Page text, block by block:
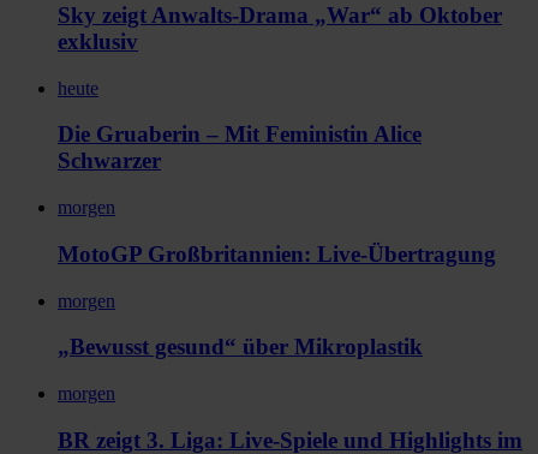
Sky zeigt Anwalts-Drama „War“ ab Oktober
exklusiv
heute
Die Gruaberin – Mit Feministin Alice
Schwarzer
morgen
MotoGP Großbritannien: Live-Übertragung
morgen
„Bewusst gesund“ über Mikroplastik
morgen
BR zeigt 3. Liga: Live-Spiele und Highlights im